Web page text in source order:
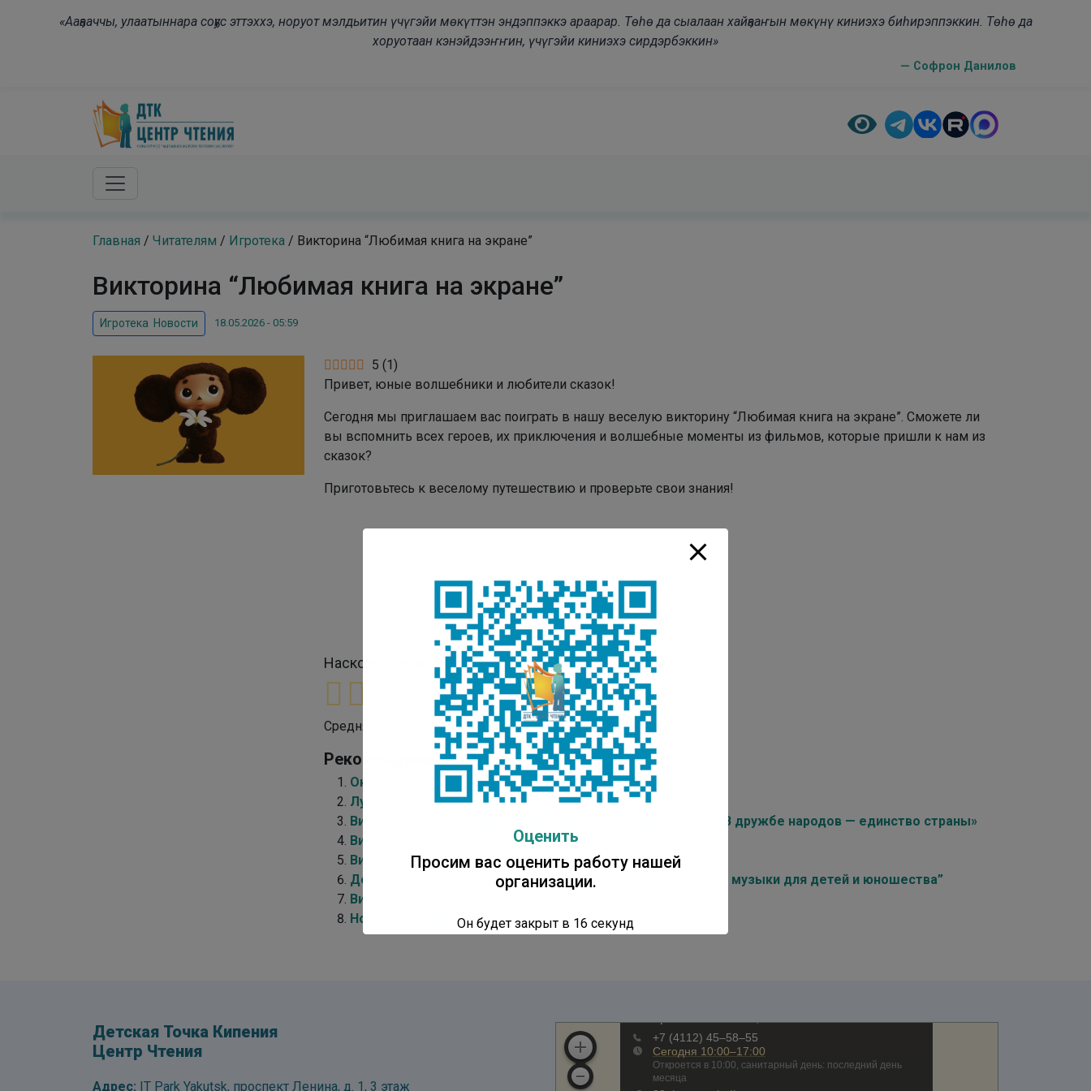
«Ааҕааччы, улаатыннара соҕус эттэххэ, норуот мэлдьитин үчүгэйи мөкүттэн эндэппэккэ араарар. Төһө да сыалаан хайҕааҥын мөкүнү киниэхэ биһирэппэккин. Төһө да
хоруотаан кэнэйдээҥҥин, үчүгэйи киниэхэ сирдэрбэккин»
— Софрон Данилов
Главная / Читателям / Игротека / Викторина “Любимая книга на экране”
Викторина “Любимая книга на экране”
Игротека Новости 18.05.2026 - 05:59
5 (1)
Привет, юные волшебники и любители сказок!
Сегодня мы приглашаем вас поиграть в нашу веселую викторину “Любимая книга на экране”. Сможете ли
вы вспомнить всех героев, их приключения и волшебные моменты из фильмов, которые пришли к нам из
сказок?
Приготовьтесь к веселому путешествию и проверьте свои знания!
Насколько вам понравилась публикация?
Средняя оценка / 5. Количество оценок:1
Рекомендуем:
Онлайн-викторина “Защитники на страницах книг”
Лучший подарок – книга!
Викторина, посвященная Году единства народов России «В дружбе народов — единство страны»
Викторина ко Дню Арктики
Викторина “Из какого детского произведения отрывок?”
Детям о музыке – игра-викторина “Всероссийская неделя музыки для детей и юношества”
Викторина ко Дню семьи
Новогодняя викторина
Детская Точка Кипения
Центр Чтения
Адрес: IT Park Yakutsk, проспект Ленина, д. 1, 3 этаж
Оценить
Просим вас оценить работу нашей
организации.
Он будет закрыт в 15 секунд